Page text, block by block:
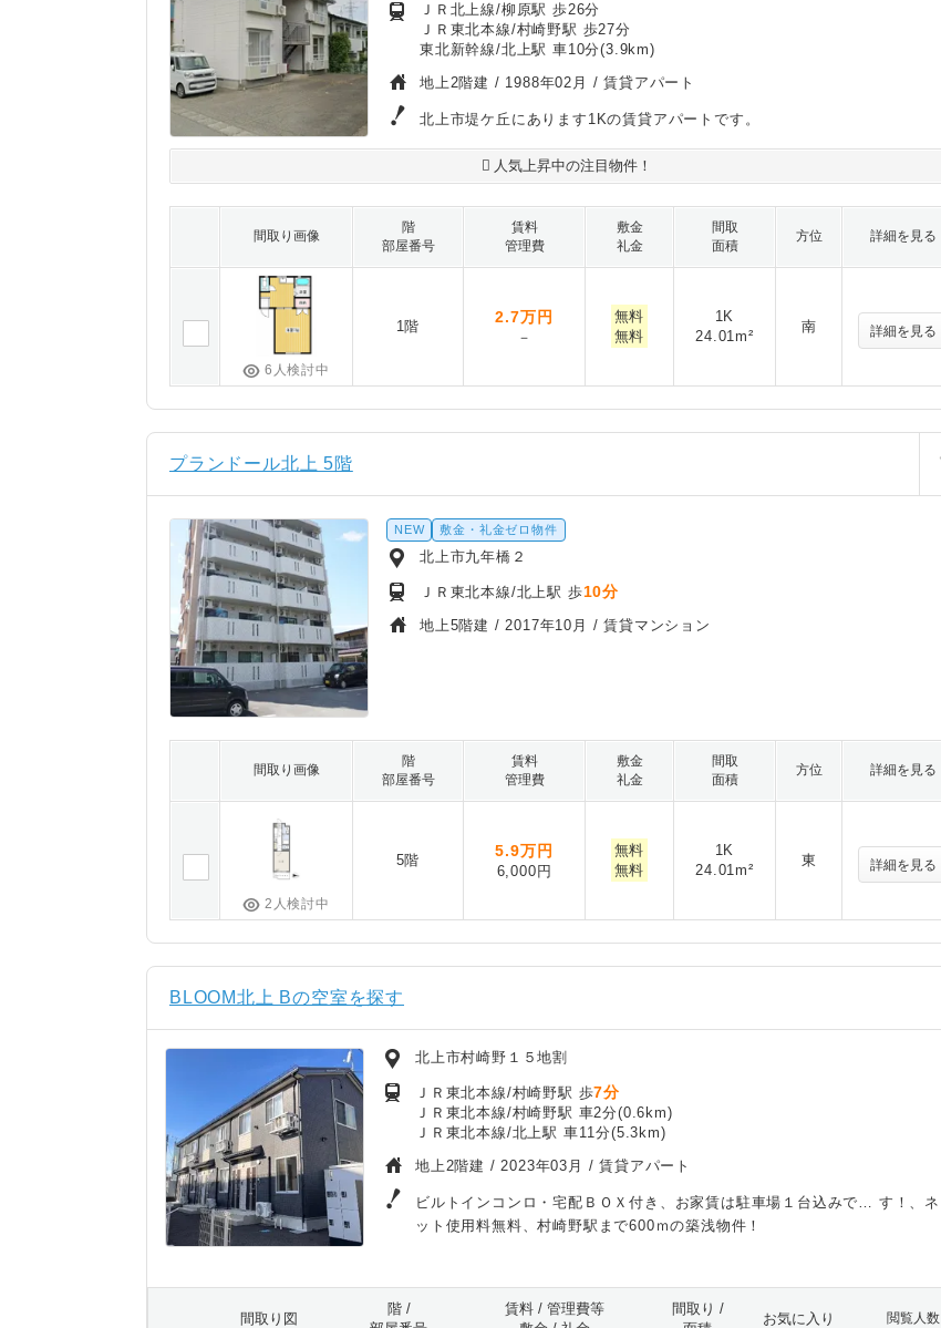
ＪＲ北上線/柳原駅 歩26分
ＪＲ東北本線/村崎野駅 歩27分
東北新幹線/北上駅 車10分(3.9km)
地上2階建 / 1988年02月 / 賃貸アパート
北上市堤ケ丘にあります1Kの賃貸アパートです。
人気上昇中の注目物件！
間取り画像
階
部屋番号
賃料
管理費
敷金
礼金
間取
面積
方位 詳細を見る
6人検討中
1階
2.7万円
－
無料
無料
1K
24.01m²
南 詳細を見る
プランドール北上 5階
NEW 敷金・礼金ゼロ物件
北上市九年橋２
ＪＲ東北本線/北上駅 歩10分
地上5階建 /2017年10月 / 賃貸マンション
間取り画像
階
部屋番号
賃料
管理費
敷金
礼金
間取
面積
方位 詳細を見る
2人検討中
5階
5.9万円
6,000円
無料
無料
1K
24.01m²
東 詳細を見る
BLOOM北上 Bの空室を探す
北上市村崎野１５地割
ＪＲ東北本線/村崎野駅 歩7分
ＪＲ東北本線/村崎野駅 車2分(0.6km)
ＪＲ東北本線/北上駅 車11分(5.3km)
地上2階建 /2023年03月 / 賃貸アパート
ビルトインコンロ・宅配ＢＯＸ付き、お家賃は駐車場１台込みで… す！、ネ
ット使用料無料、村崎野駅まで600ｍの築浅物件！
間取り図
階 /
賃料 / 管理費等
間取り /
お気に入り 閲覧人数